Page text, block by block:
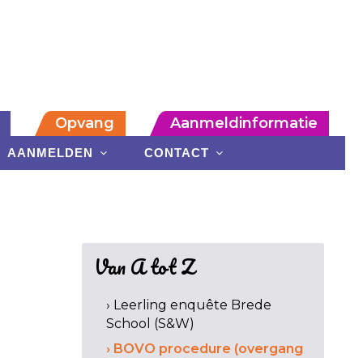
Opvang Aanmeldinformatie
AANMELDEN CONTACT
Van A tot Z
› Leerling enquête Brede
School (S&W)
› BOVO procedure (overgang